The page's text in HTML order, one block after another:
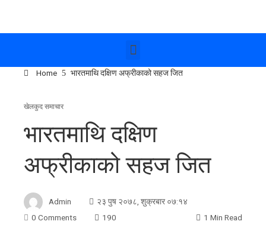
Home भारतमाथि दक्षिण अफ्रीकाको सहज जित
खेलकुद समाचार
भारतमाथि दक्षिण
अफ्रीकाको सहज जित
Admin
२३ पुष २०७८, शुक्रबार ०७:१४
0 Comments
190 1 Min Read